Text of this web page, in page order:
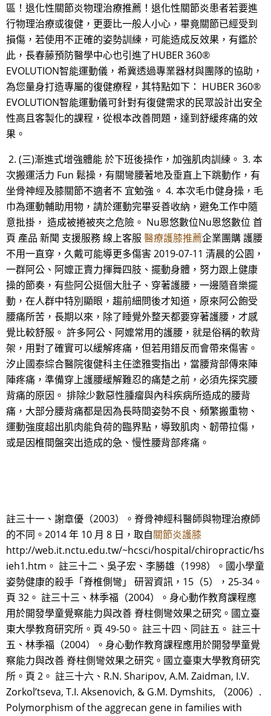
區！退化性關節炎物理治療推薦！退化性關節炎患者若要進
行物理治療或復健，更要比一般人小心，畢竟關節已經受到
損傷，若使用不正確的姿勢訓練，可能造成反效果，有鑑於
此，長春藤預防醫學中心也引進了HUBER 360®
EVOLUTION智能運動儀，希冀透過專業器材與團隊的協助，
為您量身打造專屬的復健療程，其特點如下： HUBER 360®
EVOLUTION智能運動儀可針對有復健需求的民眾設計出安全
性高且客製化的課程，從根本改善問題，達到舒緩疼痛的效
果。
2. (三)漸進式增強體能 於下班後操作，加強肌肉訓練。 3. 本
次搬運活力 Fun 鬆操，有關彎腰著地及垂直上下跳動作，有
坐骨神經及膝關節不適者不 宜勉強。 4. 本次毛巾健身操，毛
巾為運動輔助用物，請於運動完畢妥善收納，避免工作中隨
意批掛， 造成被捲被夾之危險。 Nu恩悠數位Nu恩悠數位 首
頁 產品 新聞 支援服務 線上客服 醫療護膝推薦企業團購 護腰
不用一直穿，久戴可能導更多傷害 2019-07-11 清晨的公園，
一群阿公、阿嬤正賣力揮舞四肢、擺動身體，努力跟上健康
操的節奏，有些阿公挺個大肚子、穿著護腰，一邊隨音樂擺
動，在人群中特別顯眼，趨前細問後才知道，原來阿公飽受
腰痛所苦，長期以來，除了睡覺外整天都要穿著護腰，才感
覺比較舒服。 許多阿公、阿嬤常用的護腰，就是俗稱的軟背
架，用對了確實可以緩解疼痛，但若用錯反而會帶來傷害。
汐止國泰綜合醫院復健科主任塗雅雯指出，當腰背部傳來陣
陣疼痛，準備穿上護腰緩解難忍的痛楚之前，必須先探究腰
背痛的原因。 排除少數惡性腫瘤與內科疾病所造成的腰背
痛，大部分腰背痛都是因為長時間姿勢不良、頻繁搬重物、
運動強度超出肌肉能負荷的臨界點，導致肌肉、韌帶拉傷，
或是因椎間盤突出造成的急、慢性腰背部疼痛。
註三十一、謝章優（2003）。脊骨神經科醫師與物理治療師
的不同。2014 年 10 月 8 日，取自關節炎護膝
http://web.it.nctu.edu.tw/~hcsci/hospital/chiropractic/hs
ieh1.htm。 註三十二、吳子宏、李勝雄（1998）。國小學童
姿勢健康的殺手「脊椎側彎」 研習資訊，15（5），25-34。
頁 32。 註三十三、林季福（2004）。身心動作教育課程應
用於開發學童覺察能力與改善 脊柱側彎效果之研究。國立臺
東大學教育研究所。頁 49-50。 註三十四、同註五。 註三十
五、林季福（2004）。身心動作教育課程應用於開發學童覺
察能力與改善 脊柱側彎效果之研究。國立臺東大學教育研究
所。頁 2。 註三十六、R.N. Sharipov, A.M. Zaidman, I.V.
Zorkol’tseva, T.I. Aksenovich, & G.M. Dymshits, （2006）.
Polymorphism of the aggrecan gene in families with